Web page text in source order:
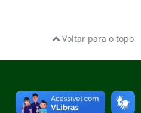
Voltar para o topo